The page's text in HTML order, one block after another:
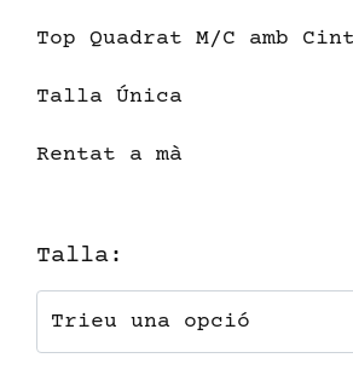
Top Quadrat M/C amb
Talla Única
Rentat a mà
Talla: